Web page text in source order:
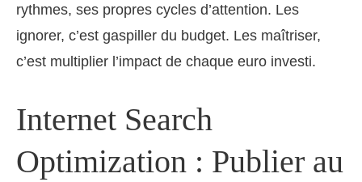
rythmes, ses propres cycles d’attention. Les
ignorer, c’est gaspiller du budget. Les maîtriser,
c’est multiplier l’impact de chaque euro investi.
Internet Search
Optimization : Publier au